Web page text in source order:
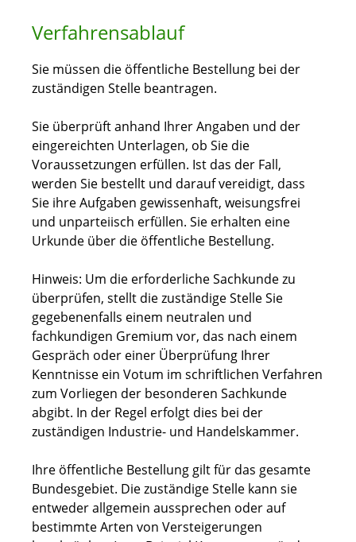
Verfahrensablauf
Sie müssen die öffentliche Bestellung bei der
zuständigen Stelle beantragen.
Sie überprüft anhand Ihrer Angaben und der
eingereichten Unterlagen, ob Sie die
Voraussetzungen erfüllen. Ist das der Fall,
werden Sie bestellt und darauf vereidigt, dass
Sie ihre Aufgaben gewissenhaft, weisungsfrei
und unparteiisch erfüllen. Sie erhalten eine
Urkunde über die öffentliche Bestellung.
Hinweis: Um die erforderliche Sachkunde zu
überprüfen, stellt die zuständige Stelle Sie
gegebenenfalls einem neutralen und
fachkundigen Gremium vor, das nach einem
Gespräch oder einer Überprüfung Ihrer
Kenntnisse ein Votum im schriftlichen Verfahren
zum Vorliegen der besonderen Sachkunde
abgibt. In der Regel erfolgt dies bei der
zuständigen Industrie- und Handelskammer.
Ihre öffentliche Bestellung gilt für das gesamte
Bundesgebiet. Die zuständige Stelle kann sie
entweder allgemein aussprechen oder auf
bestimmte Arten von Versteigerungen